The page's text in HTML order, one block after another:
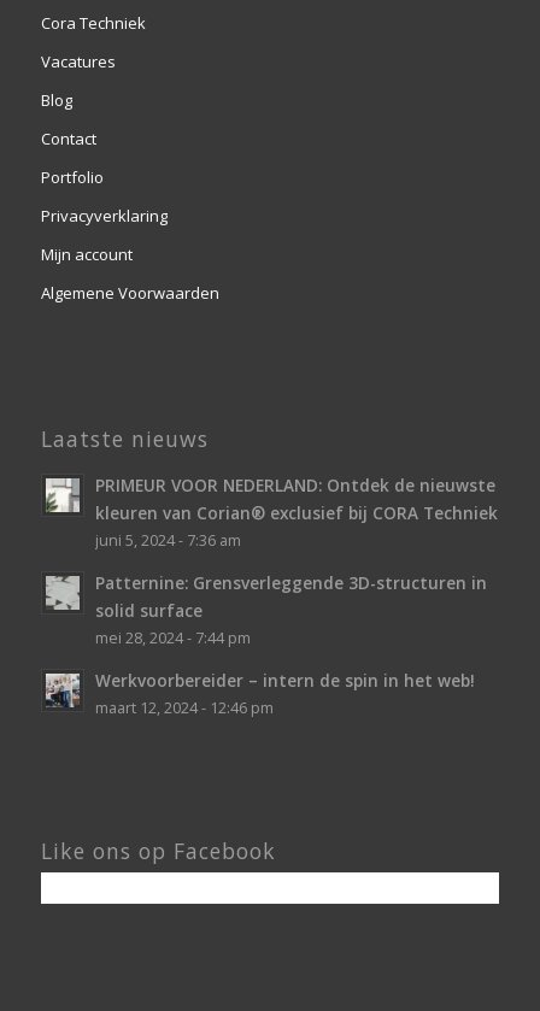
Cora Techniek
Vacatures
Blog
Contact
Portfolio
Privacyverklaring
Mijn account
Algemene Voorwaarden
Laatste nieuws
PRIMEUR VOOR NEDERLAND: Ontdek de nieuwste
kleuren van Corian® exclusief bij CORA Techniek
juni 5, 2024 - 7:36 am
Patternine: Grensverleggende 3D-structuren in
solid surface
mei 28, 2024 - 7:44 pm
Werkvoorbereider – intern de spin in het web!
maart 12, 2024 - 12:46 pm
Like ons op Facebook